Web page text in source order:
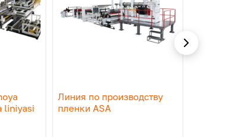
muvofiq loyihalanishi
liniyasi
Линия по производству
пленки ASA